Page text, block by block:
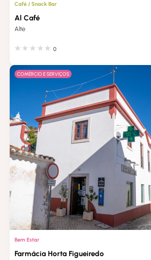
Café / Snack Bar
Al Café
Alte
0
COMÉRCIO E SERVIÇOS
Bem Estar
Farmácia Horta Figueiredo